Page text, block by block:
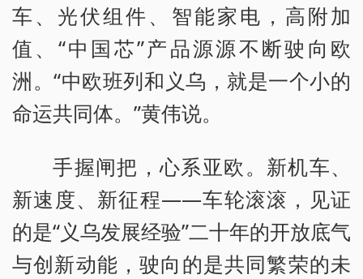
车、光伏组件、智能家电，高附加
值、“中国芯”产品源源不断驶向欧
洲。“中欧班列和义乌，就是一个小的
命运共同体。”黄伟说。
手握闸把，心系亚欧。新机车、
新速度、新征程——车轮滚滚，见证
的是“义乌发展经验”二十年的开放底气
与创新动能，驶向的是共同繁荣的未